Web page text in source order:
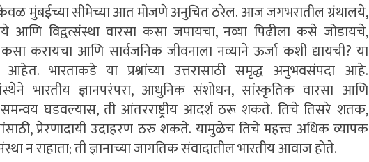
केवळ मुंबईच्या सीमेच्या आत मोजणे अनुचित ठरेल. आज जगभरातील ग्रंथालये,
आणि विद्वत्संस्था वारसा कसा जपायचा, नव्या पिढीला कसे जोडायचे,
कसा करायचा आणि सार्वजनिक जीवनाला नव्याने ऊर्जा कशी द्यायची? या
आहेत. भारताकडे या प्रश्नांच्या उत्तरासाठी समृद्ध अनुभवसंपदा आहे.
भारतीय ज्ञानपरंपरा, आधुनिक संशोधन, सांस्कृतिक वारसा आणि
समन्वय घडवल्यास, ती आंतरराष्ट्रीय आदर्श ठरू शकते. तिचे तिसरे शतक,
प्रेरणादायी उदाहरण ठरु शकते. यामुळेच तिचे महत्त्व अधिक व्यापक
न राहाता; ती ज्ञानाच्या जागतिक संवादातील भारतीय आवाज होते.